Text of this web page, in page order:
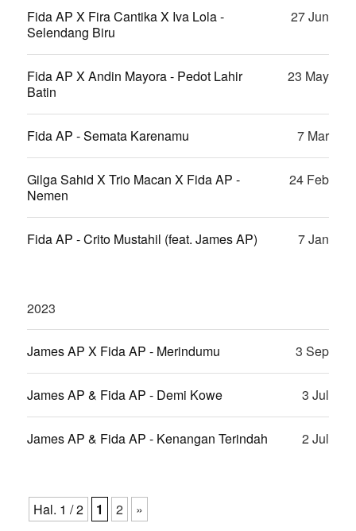
Fida AP X Fira Cantika X Iva Lola -
Selendang Biru
27 Jun
Fida AP X Andin Mayora - Pedot Lahir
Batin
23 May
Fida AP - Semata Karenamu 7 Mar
Gilga Sahid X Trio Macan X Fida AP -
Nemen
24 Feb
Fida AP - Crito Mustahil (feat. James AP) 7 Jan
2023
James AP X Fida AP - Merindumu 3 Sep
James AP & Fida AP - Demi Kowe 3 Jul
James AP & Fida AP - Kenangan Terindah 2 Jul
Hal. 1 / 2 1 2 »